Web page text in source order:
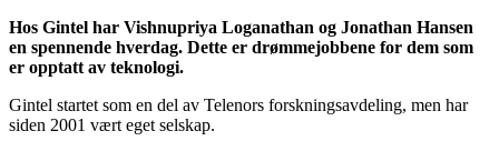
Hos Gintel har Vishnupriya Loganathan og Jonathan Hansen
en spennende hverdag. Dette er drømmejobbene for dem som
er opptatt av teknologi.
Gintel startet som en del av Telenors forskningsavdeling, men har
siden 2001 vært eget selskap.